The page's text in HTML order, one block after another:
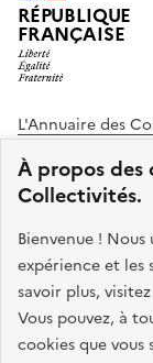
À propos des
Collectivités.
Bienvenue !
expérience et les
savoir plus,
Vous pouvez, à
cookies que vous
RÉPUBLIQUE
FRANÇAISE
L'Annuaire des
des Territoires
Cohésion des
est disponible en
avec le système
legifrance.gouv.fr
service-